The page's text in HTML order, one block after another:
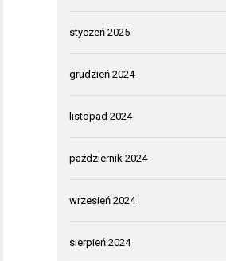
styczeń 2025
grudzień 2024
listopad 2024
październik 2024
wrzesień 2024
sierpień 2024